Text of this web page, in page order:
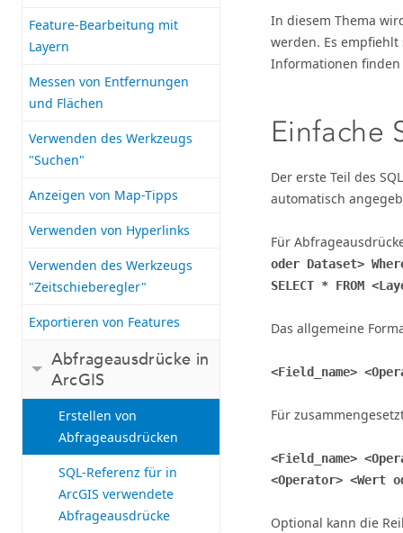
Feature-Bearbeitung mit
Layern
Messen von Entfernungen
und Flächen
Verwenden des Werkzeugs
"Suchen"
Anzeigen von Map-Tipps
Verwenden von Hyperlinks
Verwenden des Werkzeugs
"Zeitschieberegler"
Exportieren von Features
Abfrageausdrücke in
ArcGIS
Erstellen von
Abfrageausdrücken
SQL-Referenz für in
ArcGIS verwendete
Abfrageausdrücke
In diesem Thema
werden. Es
Informationen
Einfache
Der erste Teil des
automatisch
Für
oder Dataset>
SELECT * FROM
Das allgemeine
<Field_name>
Für
<Field_name>
<Operator> <Wert
Optional kann die